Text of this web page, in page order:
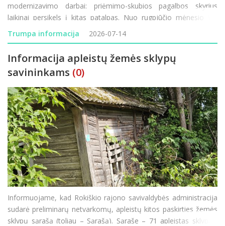
modernizavimo darbai: priėmimo-skubios pagalbos skyrius
laikinai persikels į kitas patalpas. Nuo rugpjūčio mėnesio VšĮ
Rokiškio rajono ligoninėje prasideda vienas didžiausių pastarųjų
metų infrastruktūros modernizavimo
Trumpa informacija 2026-07-14
Informacija apleistų žemės sklypų
savininkams (0)
Informuojame, kad Rokiškio rajono savivaldybės administracija
sudarė preliminarų netvarkomų, apleistų kitos paskirties žemės
sklypų sąrašą (toliau – Sąrašą). Sąraše – 71 apleistas sklypas.